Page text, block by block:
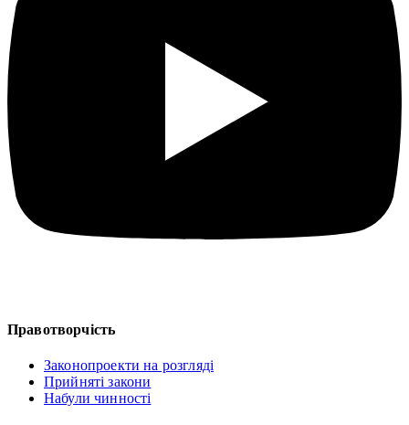
Правотворчість
Законопроекти на розгляді
Прийняті закони
Набули чинності